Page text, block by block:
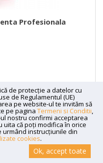
Profesionala
de protecție a datelor cu
de Regulamentul (UE)
pe website-ul te invităm să
pe pagina Termeni si Conditii,
nostru confirmi acceptarea
uita că poți modifica în orice
urmând instrucțiunile din
cookies.
Ok, accept toate